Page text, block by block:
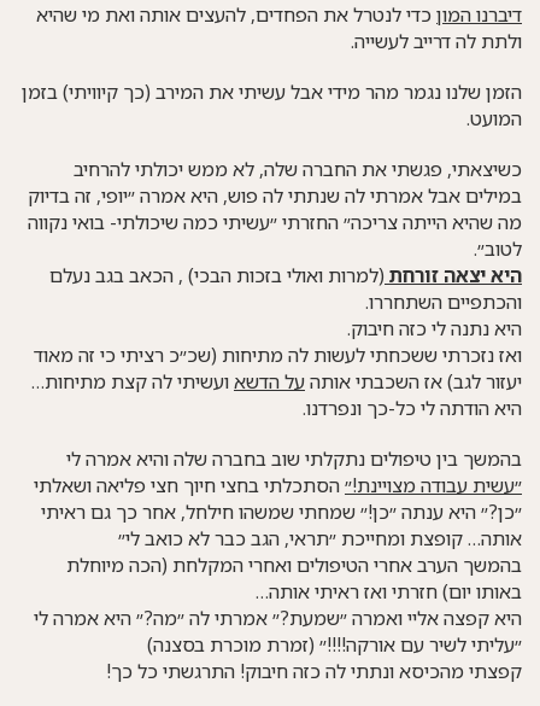
דיברנו המוןכדי לנטרל את הפחדים, להעצים אותה ואת מי שהיא
ולתת לה דרייב לעשייה.
הזמן שלנו נגמר מהר מידי אבל עשיתי את המירב (כך קיוויתי) בזמן
המועט.
כשיצאתי, פגשתי את החברה שלה, לא ממש יכולתי להרחיב
במילים אבל אמרתי לה שנתתי לה פוש, היא אמרה ״יופי, זה בדיוק
מה שהיא הייתה צריכה״ החזרתי ״עשיתי כמה שיכולתי- בואי נקווה
לטוב״.
היא יצאה זורחת (למרות ואולי בזכות הבכי) , הכאב בגב נעלם
והכתפיים השתחררו.
היא נתנה לי כזה חיבוק.
ואז נזכרתי ששכחתי לעשות לה מתיחות (שכ״כ רציתי כי זה מאוד
יעזור לגב) אז השכבתי אותהעל הדשאועשיתי לה קצת מתיחות…
היא הודתה לי כל-כך ונפרדנו.
בהמשך בין טיפולים נתקלתי שוב בחברה שלה והיא אמרה לי
״עשית עבודה מצויינת!״הסתכלתי בחצי חיוך חצי פליאה ושאלתי
״כן?״ היא ענתה ״כן!״ שמחתי שמשהו חילחל, אחר כך גם ראיתי
אותה… קופצת ומחייכת ״תראי, הגב כבר לא כואב לי״
בהמשך הערב אחרי הטיפולים ואחרי המקלחת (הכה מיוחלת
באותו יום) חזרתי ואז ראיתי אותה…
היא קפצה אליי ואמרה ״שמעת?״ אמרתי לה ״מה?״ היא אמרה לי
״עליתי לשיר עם אורקה!!!!״ (זמרת מוכרת בסצנה)
קפצתי מהכיסא ונתתי לה כזה חיבוק! התרגשתי כל כך!